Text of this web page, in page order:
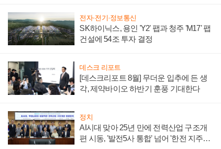
전자·전기·정보통신
SK하이닉스, 용인 'Y2' 팹과 청주 'M17' 팹
건설에 54조 투자 결정
데스크 리포트
[데스크리포트 8월] 무더운 입추에 든 생
각, 제약바이오 하반기 훈풍 기대한다
정치
AI시대 맞아 25년 만에 전력산업 구조개
편 시동, '발전5사 통합' 넘어 '한전 지주사'